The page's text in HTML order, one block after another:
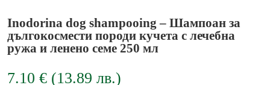
Inodorina dog shampooing – Шампоан за
дългокосмести породи кучета с лечебна
ружа и ленено семе 250 мл
7.10 € (13.89 лв.)